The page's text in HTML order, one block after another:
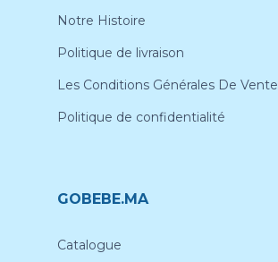
Notre Histoire
Politique de livraison
Les Conditions Générales De Vente
Politique de confidentialité
GOBEBE.MA
Catalogue